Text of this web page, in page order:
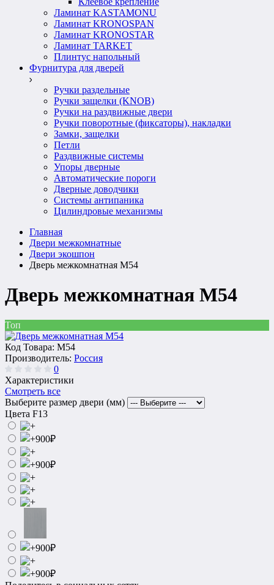
Ламинат KASTAMONU
Ламинат KRONOSPAN
Ламинат KRONOSTAR
Ламинат TARKET
Плинтус напольный
Фурнитура для дверей
Ручки раздельные
Ручки защелки (KNOB)
Ручки на раздвижные двери
Ручки поворотные (фиксаторы), накладки
Замки, защелки
Петли
Раздвижные системы
Упоры дверные
Автоматические пороги
Дверные доводчики
Системы антипаника
Цилиндровые механизмы
Главная
Двери межкомнатные
Двери экошпон
Дверь межкомнатная M54
Дверь межкомнатная M54
Топ
Код Товара: M54
Производитель: Россия
0
Характеристики
Смотреть все
Выберите размер двери (мм)
Цвета F13